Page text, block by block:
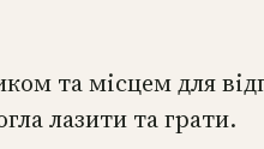
та місцем для
лазити та грати.